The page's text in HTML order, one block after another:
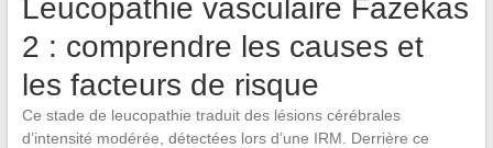
Leucopathie vasculaire Fazekas
2 : comprendre les causes et
les facteurs de risque
Ce stade de leucopathie traduit des lésions cérébrales
d’intensité modérée, détectées lors d’une IRM. Derrière ce